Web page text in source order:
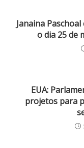
Janaina
o dia 25 de
EUA:
projetos para